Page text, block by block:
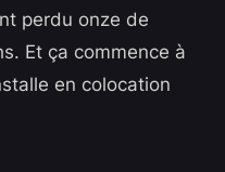
perdu onze de
Et ça commence à
en colocation